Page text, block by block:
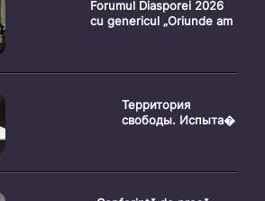
Forumul Diasporei 2026
cu genericul „Oriunde am
Территория
свободы. Испыта�